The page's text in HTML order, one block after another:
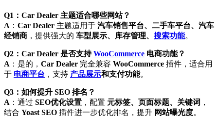
Q1：Car Dealer 主题适合哪些网站？
A ： Car Dealer 主题适用于 汽车销售平台、二手车平台、汽车
经销商 ，提供强大的 车型展示、库存管理、 搜索功能。
Q2：Car Dealer 是否支持WooCommerce 电商功能？
A ：是的， Car Dealer 完全兼容 WooCommerce 插件，适合用
于 电商平台 ，支持 产品展示和支付功能。
Q3：如何提升 SEO 排名？
A ：通过 SEO优化设置 ，配置 元标签、页面标题、关键词 ，
结合 Yoast SEO 插件进一步优化排名，提升 网站曝光度。